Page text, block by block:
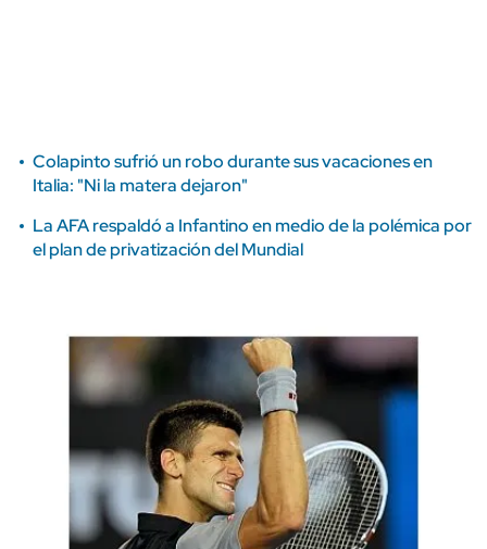
Colapinto sufrió un robo durante sus vacaciones en
Italia: "Ni la matera dejaron"
La AFA respaldó a Infantino en medio de la polémica por
el plan de privatización del Mundial